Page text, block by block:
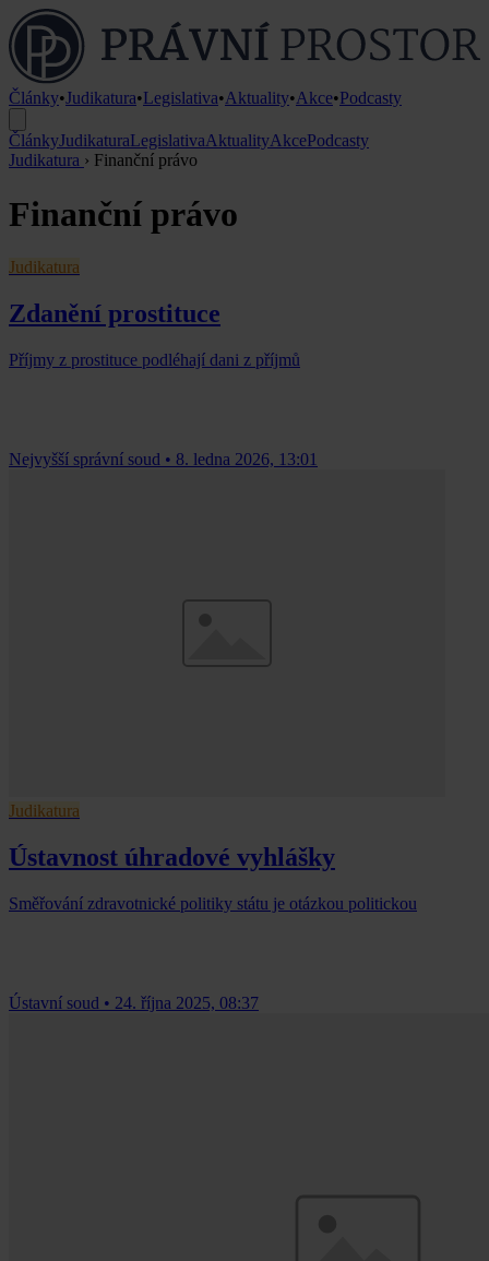
Články•Judikatura•Legislativa•Aktuality•Akce•Podcasty
ČlánkyJudikaturaLegislativaAktualityAkcePodcasty
Judikatura › Finanční právo
Finanční právo
Judikatura
Zdanění prostituce
Příjmy z prostituce podléhají dani z příjmů
Nejvyšší správní soud • 8. ledna 2026, 13:01
Judikatura
Ústavnost úhradové vyhlášky
Směřování zdravotnické politiky státu je otázkou politickou
Ústavní soud • 24. října 2025, 08:37